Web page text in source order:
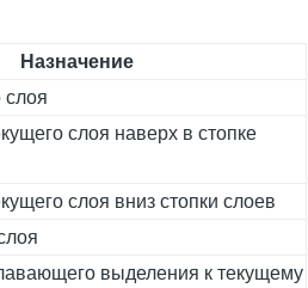
Назначение
слоя
слоя наверх в стопке
слоя вниз стопки слоев
выделения к текущему